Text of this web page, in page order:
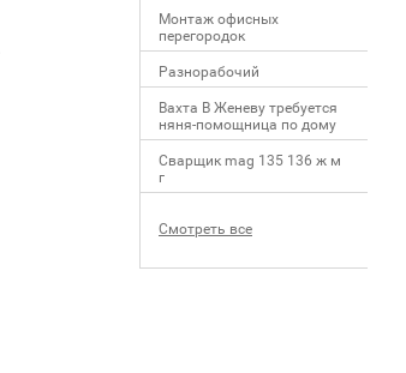
Mонтаж офисных
перегородок
Разнорабочий
Вахта В Женеву требуется
няня-помощница по дому
Сварщик mag 135 136 ж м
г
Смотреть все